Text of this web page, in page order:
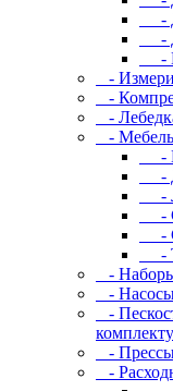
-
-
-
-
-
-
- Мебель
-
-
-
-
-
-
-
-
-
-
-